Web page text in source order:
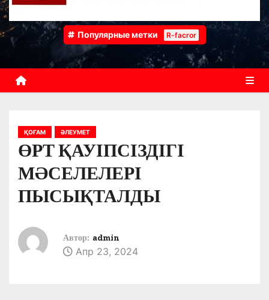
Популярные метки R-facror
ҚОҒАМ ӘЛЕУМЕТ
ӨРТ ҚАУІПСІЗДІГІ
МӘСЕЛЕЛЕРІ
ПЫСЫҚТАЛДЫ
Автор: admin
Апр 23, 2024